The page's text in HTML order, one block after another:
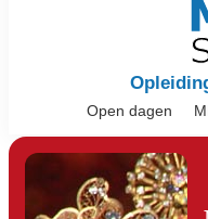
Open dagen